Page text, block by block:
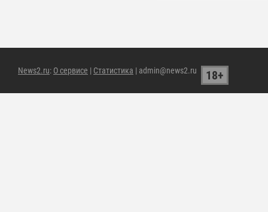
News2.ru: О сервисе | Статистика | admin@news2.ru 18+